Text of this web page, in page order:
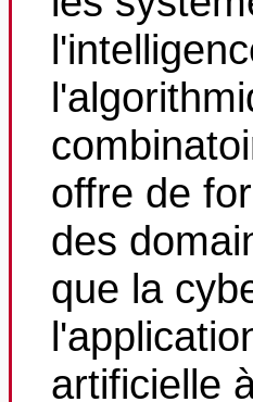
offre de
des
que la
artificielle